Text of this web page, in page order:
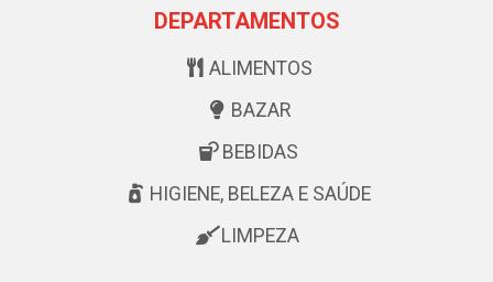
DEPARTAMENTOS
ALIMENTOS
BAZAR
BEBIDAS
HIGIENE, BELEZA E SAÚDE
LIMPEZA